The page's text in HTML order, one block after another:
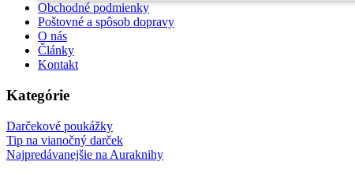
Obchodné podmienky
Poštovné a spôsob dopravy
O nás
Články
Kontakt
Kategórie
Darčekové poukážky
Tip na vianočný darček
Najpredávanejšie na Auraknihy